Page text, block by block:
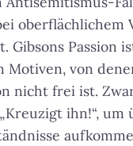
oberflächlichem
Gibsons Passion
Motiven, von
nicht frei ist.
ihn!“,